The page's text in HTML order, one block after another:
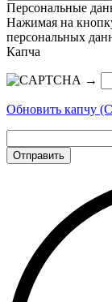
Персональные
Нажимая на
персональных
Капча
→
Обновить капчу
Отправить